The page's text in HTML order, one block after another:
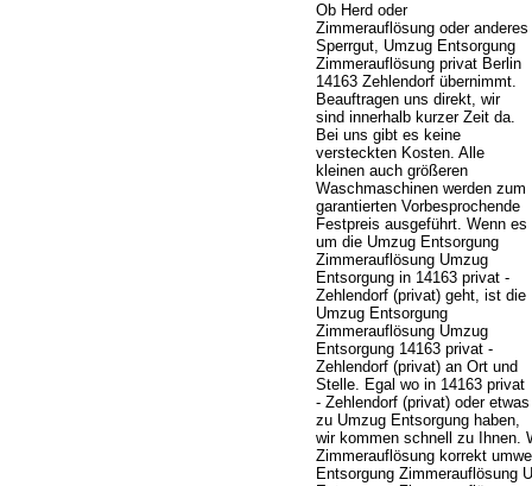
Ob Herd oder
Zimmerauflösung oder anderes
Sperrgut, Umzug Entsorgung
Zimmerauflösung privat Berlin
14163 Zehlendorf übernimmt.
Beauftragen uns direkt, wir
sind innerhalb kurzer Zeit da.
Bei uns gibt es keine
versteckten Kosten. Alle
kleinen auch größeren
Waschmaschinen werden zum
garantierten Vorbesprochende
Festpreis ausgeführt. Wenn es
um die Umzug Entsorgung
Zimmerauflösung Umzug
Entsorgung in 14163 privat -
Zehlendorf (privat) geht, ist die
Umzug Entsorgung
Zimmerauflösung Umzug
Entsorgung 14163 privat -
Zehlendorf (privat) an Ort und
Stelle. Egal wo in 14163 privat
- Zehlendorf (privat) oder etwas
zu Umzug Entsorgung haben,
wir kommen schnell zu Ihnen.
Zimmerauflösung korrekt
Entsorgung Zimmerauflösung